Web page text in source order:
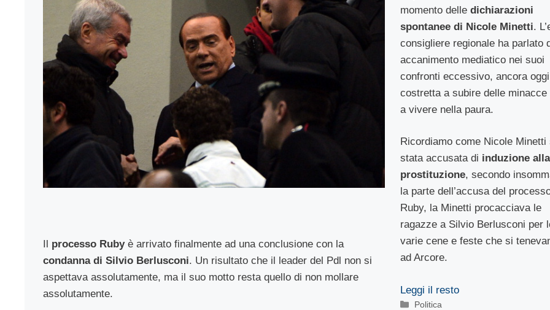
Il processo Rubyè arrivato finalmente ad una conclusione con la
condanna di Silvio Berlusconi. Un risultato che il leader del Pdl non si
aspettava assolutamente, ma il suo motto resta quello di non mollare
assolutamente.
momento delle dichiarazioni
spontanee di Nicole Minetti.
consigliere regionale ha parlato
accanimento mediatico nei suoi
confronti eccessivo, ancora
costretta a subire delle minacce
a vivere nella paura.
Ricordiamo come Nicole Minetti
stata accusata di induzione alla
prostituzione, secondo
la parte dell’accusa del
Ruby, la Minetti procacciava le
ragazze a Silvio Berlusconi per
varie cene e feste che si
ad Arcore.
Leggi il resto
Categorie
Politica